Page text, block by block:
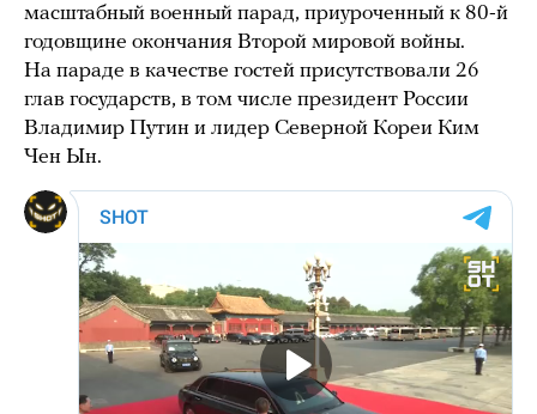
масштабный военный парад, приуроченный к 80-й
годовщине окончания Второй мировой войны.
На параде в качестве гостей присутствовали 26
глав государств, в том числе президент России
Владимир Путин и лидер Северной Кореи Ким
Чен Ын.